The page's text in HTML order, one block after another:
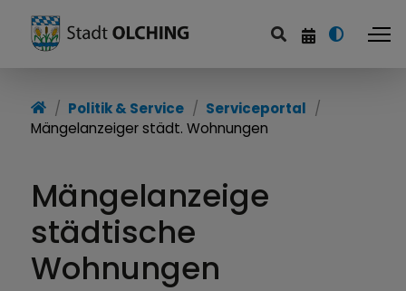
Serviceportal
Politik
Finanzen
Politik & Service
Serviceportal
Mängelanzeiger städt. Wohnungen
Mängelanzeige
städtische
Wohnungen